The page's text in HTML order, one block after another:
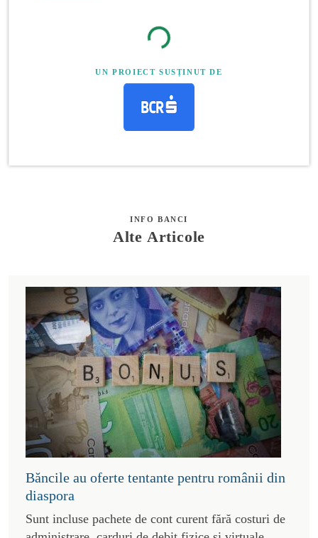
UN PROIECT SUSȚINUT DE
INFO BANCI
Alte Articole
Băncile au oferte tentante pentru românii din
diaspora
Sunt incluse pachete de cont curent fără costuri de